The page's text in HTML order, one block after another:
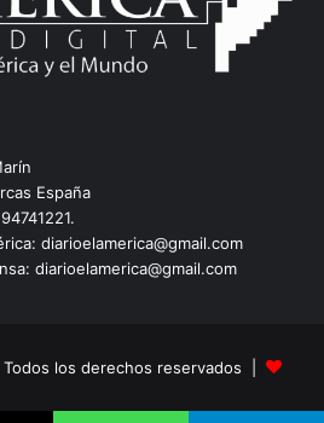
España
diarioelamerica@gmail.com
diarioelamerica@gmail.com
Todos los derechos reservados |